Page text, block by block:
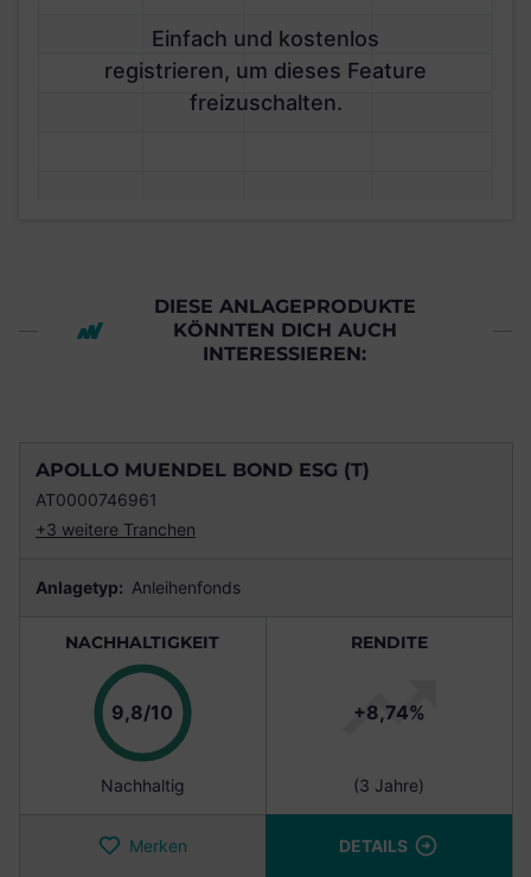
Einfach und kostenlos
registrieren, um dieses Feature
freizuschalten.
DIESE ANLAGEPRODUKTE
KÖNNTEN DICH AUCH
INTERESSIEREN:
APOLLO MUENDEL BOND ESG (T)
AT0000746961
+3 weitere Tranchen
Anlagetyp: Anleihenfonds
NACHHALTIGKEIT
9,8/10 Punkte
Nachhaltig
RENDITE
+8,74%
(3 Jahre)
Merken DETAILS